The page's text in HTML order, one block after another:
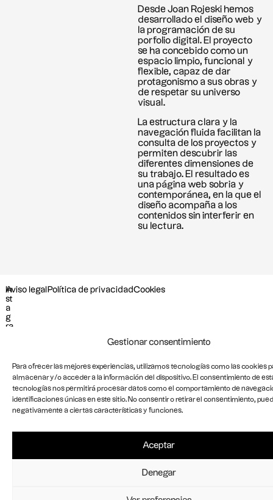
Gestionar consentimiento
Para ofrecer las mejores experiencias, utilizamos tecnologías como las cookies
almacenar y/o acceder a la información del dispositivo. El consentimiento de
tecnologías nos permitirá procesar datos como el comportamiento de
identificaciones únicas en este sitio. No consentir o retirar el consentimiento,
negativamente a ciertas características y funciones.
Aceptar
Denegar
Desde Joan Rojeski hemos
desarrollado el diseño web y
la programación de su
porfolio digital. El proyecto
se ha concebido como un
espacio limpio, funcional y
flexible, capaz de dar
protagonismo a sus obras y
de respetar su universo
visual.
La estructura clara y la
navegación fluida facilitan la
consulta de los proyectos y
permiten descubrir las
diferentes dimensiones de
su trabajo. El resultado es
una página web sobria y
contemporánea, en la que el
diseño acompaña a los
contenidos sin interferir en
su lectura.
In
st
a
g
ra
Aviso legal Política de privacidadCookies